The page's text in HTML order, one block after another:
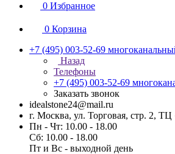
0 Избранное
0 Корзина
+7 (495) 003-52-69
Назад
Телефоны
+7 (495) 003-52-69
Заказать звонок
idealstone24@mail.ru
г. Москва, ул. Торговая, стр. 2,
Пн - Чт: 10.00 - 18.00
Сб: 10.00 - 18.00
Пт и Вс - выходной день